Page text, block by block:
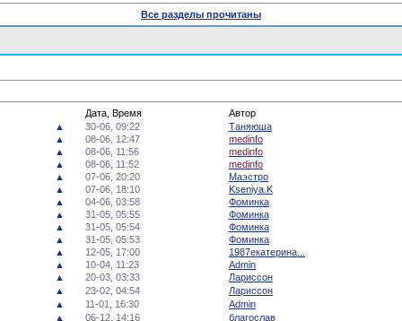
Все разделы прочитаны
Дата, Время
Автор
▲
30-06, 09:22
Таняюша
▲
08-06, 12:47
medinfo
▲
08-06, 11:56
medinfo
▲
08-06, 11:52
medinfo
▲
07-06, 20:20
Маэстро
▲
07-06, 18:10
Kseniya.K
▲
04-06, 03:58
Фоминка
▲
31-05, 05:55
Фоминка
▲
31-05, 05:54
Фоминка
▲
31-05, 05:53
Фоминка
▲
12-05, 17:00
1987екатерина...
▲
10-04, 11:23
Admin
▲
20-03, 03:33
Лариссон
▲
23-02, 04:54
Лариссон
▲
11-01, 16:30
Admin
▲
06-12, 14:16
благослав